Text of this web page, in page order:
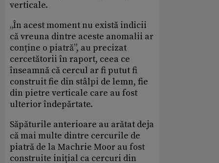
verticale.
„În acest moment nu există indicii
că vreuna dintre aceste anomalii ar
conține o piatră”, au precizat
cercetătorii în raport, ceea ce
înseamnă că cercul ar fi putut fi
construit fie din stâlpi de lemn, fie
din pietre verticale care au fost
ulterior îndepărtate.
Săpăturile anterioare au arătat deja
că mai multe dintre cercurile de
piatră de la Machrie Moor au fost
construite inițial ca cercuri din